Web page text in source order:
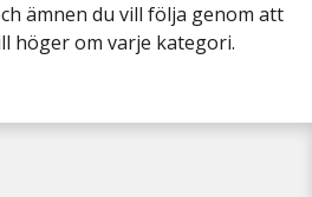
ämnen du vill följa genom att
höger om varje kategori.